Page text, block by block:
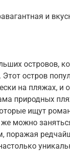
и
островов,
остров
на пляжах,
природных
ищут
можно
поражая